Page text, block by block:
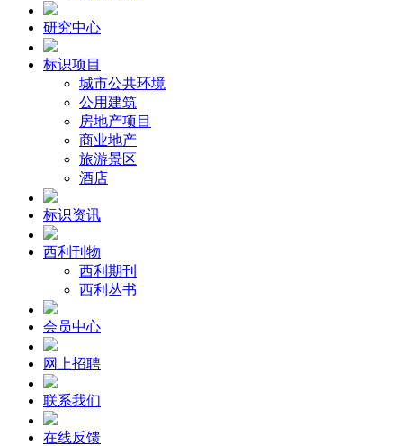
研究中心
标识项目
城市公共环境
公用建筑
房地产项目
商业地产
旅游景区
酒店
标识资讯
西利刊物
西利期刊
西利丛书
会员中心
网上招聘
联系我们
在线反馈